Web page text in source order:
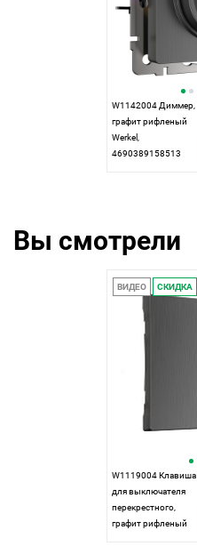
W1142004 Диммер,
графит рифленый
Werkel,
4690389158513
Вы смотрели
ВИДЕО СКИДКА
W1119004 Клавиша
для выключателя
перекрестного,
графит рифленый